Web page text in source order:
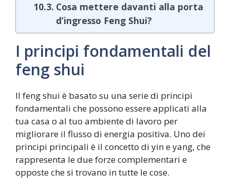
Cosa mettere davanti alla porta
d’ingresso Feng Shui?
I principi fondamentali del
feng shui
Il feng shui è basato su una serie di principi
fondamentali che possono essere applicati alla
tua casa o al tuo ambiente di lavoro per
migliorare il flusso di energia positiva. Uno dei
principi principali è il concetto di yin e yang, che
rappresenta le due forze complementari e
opposte che si trovano in tutte le cose.